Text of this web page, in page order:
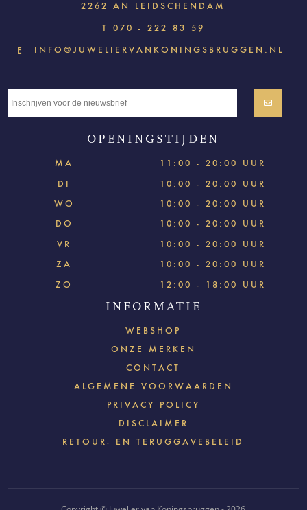
2262 AN LEIDSCHENDAM
T 070 - 222 83 59
E INFO@JUWELIERVANKONINGSBRUGGEN.NL
OPENINGSTIJDEN
MA
11:00 - 20:00 UUR
DI
10:00 - 20:00 UUR
WO
10:00 - 20:00 UUR
DO
10:00 - 20:00 UUR
VR
10:00 - 20:00 UUR
ZA
10:00 - 20:00 UUR
ZO
12:00 - 18:00 UUR
INFORMATIE
WEBSHOP
ONZE MERKEN
CONTACT
ALGEMENE VOORWAARDEN
PRIVACY POLICY
DISCLAIMER
RETOUR- EN TERUGGAVEBELEID